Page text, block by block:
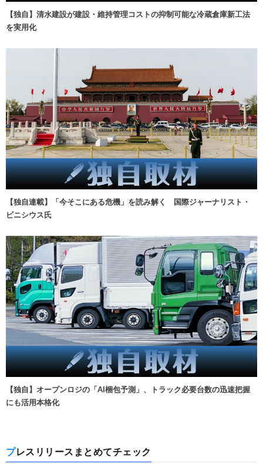
【独自】清水建設が建設・維持管理コストの抑制可能な冷蔵倉庫新工法
を実用化
【独自連載】「今そこにある危機」を読み解く 国際ジャーナリスト・
ビニシウス氏
【独自】オープンロジの「AI梱包予測」、トラック必要台数の迅速把握
にも活用本格化
プレスリリースまとめてチェック